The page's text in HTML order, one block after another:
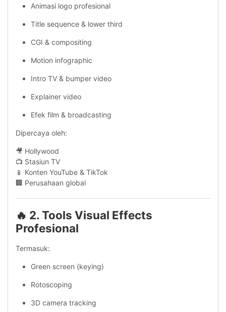
Animasi logo profesional
Title sequence & lower third
CGI & compositing
Motion infographic
Intro TV & bumper video
Explainer video
Efek film & broadcasting
Dipercaya oleh:
🎥 Hollywood
📺 Stasiun TV
📱 Konten YouTube & TikTok
🏢 Perusahaan global
🔥 2. Tools Visual Effects
Profesional
Termasuk:
Green screen (keying)
Rotoscoping
3D camera tracking